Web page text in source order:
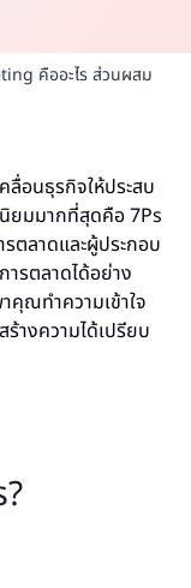
คืออะไร ส่วนผสม
อนธุรกิจให้ประสบ
ยมมากที่สุดคือ 7Ps
ตลาดและผู้ประกอบ
รตลาดได้อย่าง
คุณทำความเข้าใจ
างความได้เปรียบ